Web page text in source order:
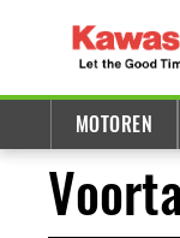
MOTOREN